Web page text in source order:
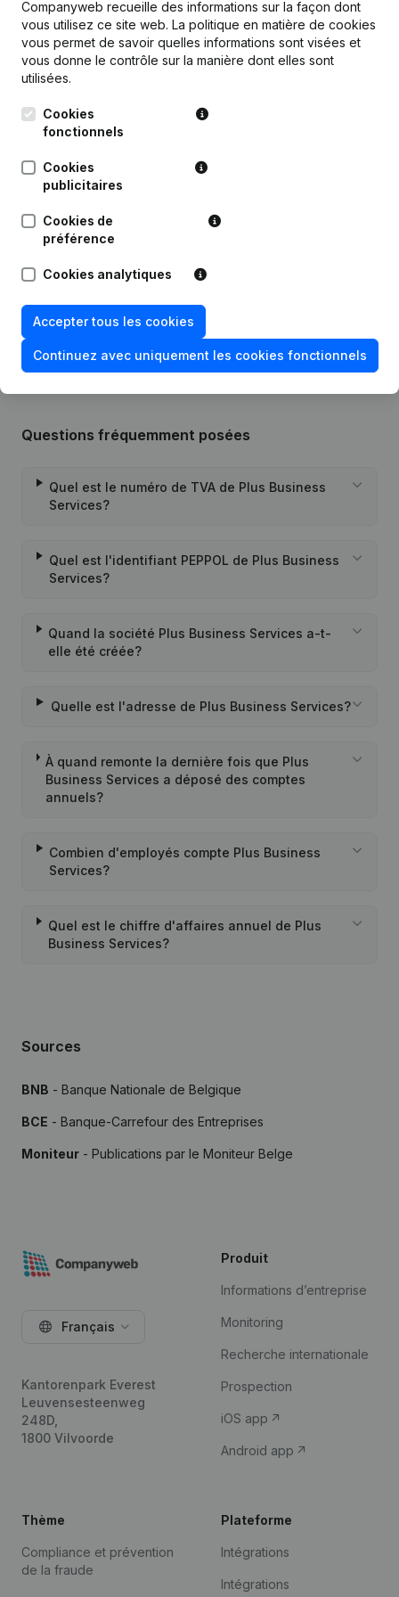
Date Publication
29-05-2020
Modification Forme Juridique -
16-08-2019 Demissions - Nominations
Questions fréquemment posées
Quel est le numéro de TVA de Plus Business
Services?
Quel est l'identifiant PEPPOL de Plus Business
Services?
Quand la société Plus Business Services a-t-
elle été créée?
Quelle est l'adresse de Plus Business Services?
À quand remonte la dernière fois que Plus
Business Services a déposé des comptes
annuels?
Combien d'employés compte Plus Business
Services?
Quel est le chiffre d'affaires annuel de Plus
Business Services?
Sources
BNB - Banque Nationale de Belgique
BCE - Banque-Carrefour des Entreprises
Moniteur - Publications par le Moniteur Belge
Companyweb recueille des informations sur la façon dont
vous utilisez ce site web. La politique en matière de cookies
vous permet de savoir quelles informations sont visées et
vous donne le contrôle sur la manière dont elles sont
utilisées.
Cookies
fonctionnels
Cookies
publicitaires
Cookies de
préférence
Cookies analytiques
Accepter tous les cookies
Continuez avec uniquement les cookies fonctionnels
Français
Kantorenpark Everest
Leuvensesteenweg
248D,
1800 Vilvoorde
Produit
Informations d’entreprise
Monitoring
Recherche internationale
Prospection
iOS app
Android app
Thème
Compliance et prévention
de la fraude
Plateforme
Intégrations
Intégrations